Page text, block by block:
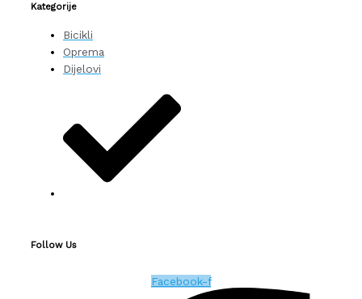
Kategorije
Bicikli
Oprema
Dijelovi
Follow Us
Facebook-f